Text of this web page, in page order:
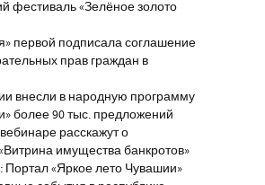
фестиваль «Зелёное золото
первой подписала соглашение
прав граждан в
внесли в народную программу
более 90 тыс. предложений
расскажут о
имущества банкротов»
Портал «Яркое лето Чувашии»